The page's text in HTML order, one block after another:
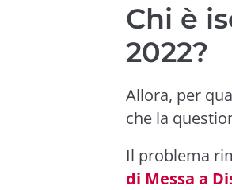
Chi è
2022?
Allora, per
che la
Il problema
di Messa a